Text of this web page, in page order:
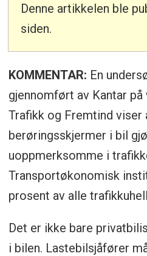
Denne artikkelen ble
siden.
KOMMENTAR: En
gjennomført av Kantar på
Trafikk og Fremtind viser
berøringsskjermer i bil
uoppmerksomme i
Transportøkonomisk
prosent av alle
Det er ikke bare
i bilen. Lastebilsjåfører